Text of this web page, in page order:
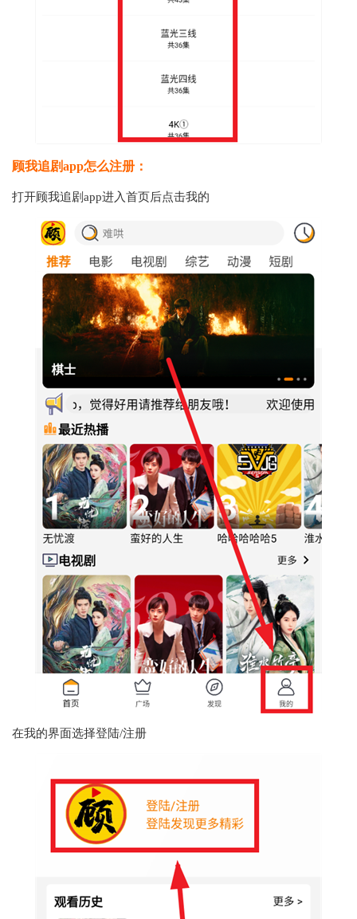
顾我追剧app怎么注册：
打开顾我追剧app进入首页后点击我的
在我的界面选择登陆/注册